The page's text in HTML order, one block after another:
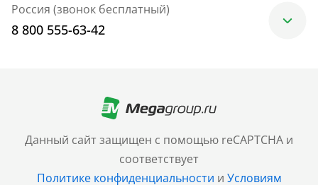
Данный сайт защищен с помощью reCAPTCHA и
соответствует
Политике конфиденциальности и Условиям
Россия (звонок бесплатный)
8 800 555-63-42
+7 (499) 705-30-10
Санкт-Петербург
+7 (812) 600-77-33